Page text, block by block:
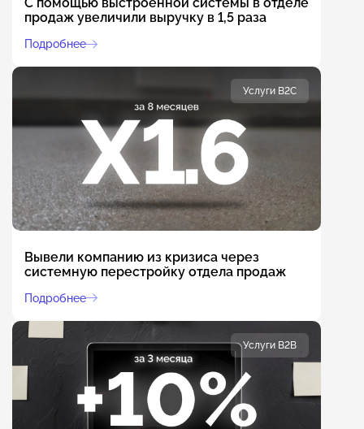
С помощью выстроенной системы в отделе
продаж увеличили выручку в 1,5 раза
Подробнее
Вывели компанию из кризиса через
системную перестройку отдела продаж
Подробнее
Услуги B2C
Услуги B2B